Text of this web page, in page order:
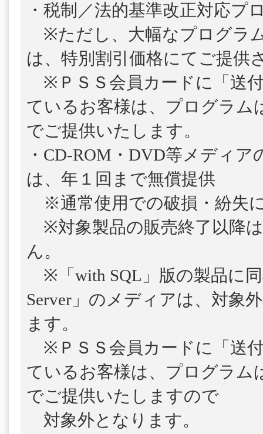
・税制／法的基準改正対応プ
※ただし、大幅なプログラ
は、特別割引価格にてご提供
※ＰＳＳ会員カードに「送
ているお客様は、プログラム
でご提供いたします。
・CD-ROM・DVD等メディア
は、年１回まで無償提供
※通常使用での破損・紛失
※対象製品の販売終了以降
ん。
※「with SQL」版の製品に
Server」のメディアは、対象
ます。
※ＰＳＳ会員カードに「送
ているお客様は、プログラム
でご提供いたしますので
対象外となります。